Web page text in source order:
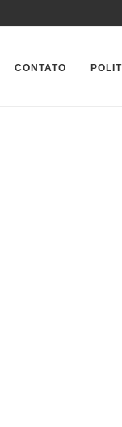
CONTATO